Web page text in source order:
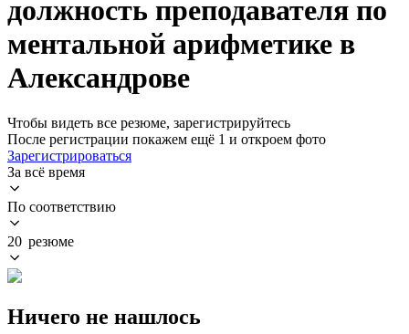
должность преподавателя по
ментальной арифметике в
Александрове
Чтобы видеть все резюме, зарегистрируйтесь
После регистрации покажем ещё 1 и откроем фото
Зарегистрироваться
За всё время
По соответствию
20 резюме
Ничего не нашлось